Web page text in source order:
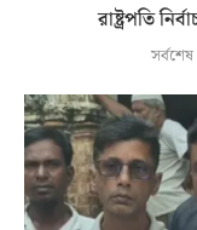
রাষ্ট্রপতি